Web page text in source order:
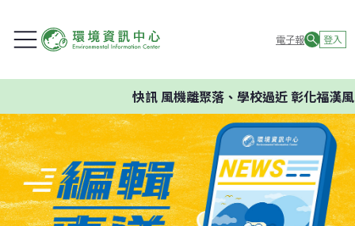
電子報 登入
快訊風機離聚落、學校過近 彰化福漢風